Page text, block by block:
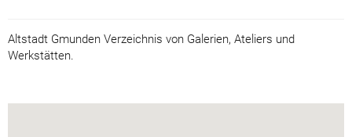
Altstadt Gmunden Verzeichnis von Galerien, Ateliers und
Werkstätten.